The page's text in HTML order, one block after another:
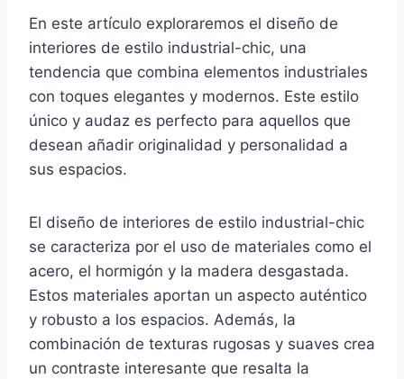
En este artículo exploraremos el diseño de
interiores de estilo industrial-chic, una
tendencia que combina elementos industriales
con toques elegantes y modernos. Este estilo
único y audaz es perfecto para aquellos que
desean añadir originalidad y personalidad a
sus espacios.
El diseño de interiores de estilo industrial-chic
se caracteriza por el uso de materiales como el
acero, el hormigón y la madera desgastada.
Estos materiales aportan un aspecto auténtico
y robusto a los espacios. Además, la
combinación de texturas rugosas y suaves crea
un contraste interesante que resalta la